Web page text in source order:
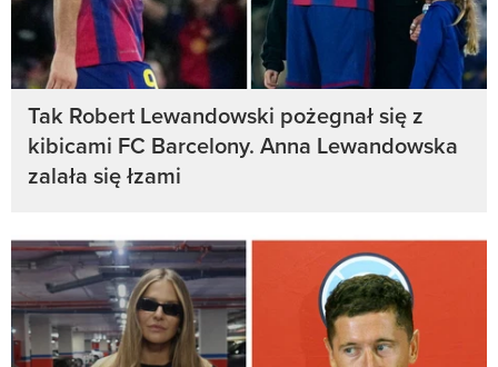
Tak Robert Lewandowski pożegnał się z
kibicami FC Barcelony. Anna Lewandowska
zalała się łzami